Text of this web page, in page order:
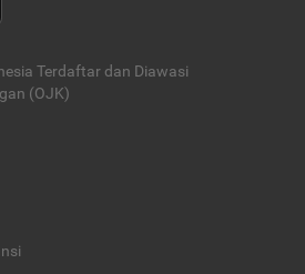
Terdaftar dan Diawasi
(OJK)